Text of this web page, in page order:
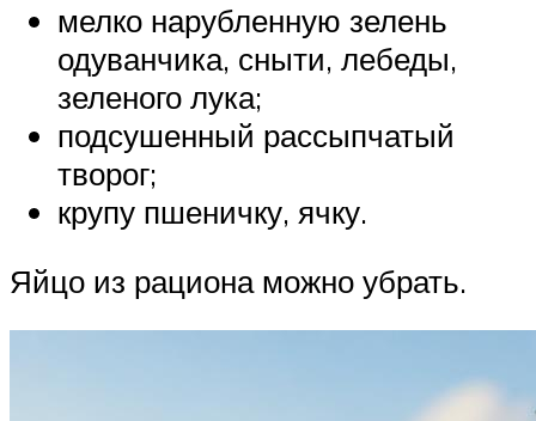
мелко нарубленную зелень
одуванчика, сныти, лебеды,
зеленого лука;
подсушенный рассыпчатый
творог;
крупу пшеничку, ячку.
Яйцо из рациона можно убрать.